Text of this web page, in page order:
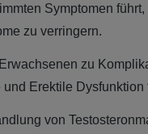
Symptomen führt,
zu verringern.
zu
Erektile Dysfunktion
von